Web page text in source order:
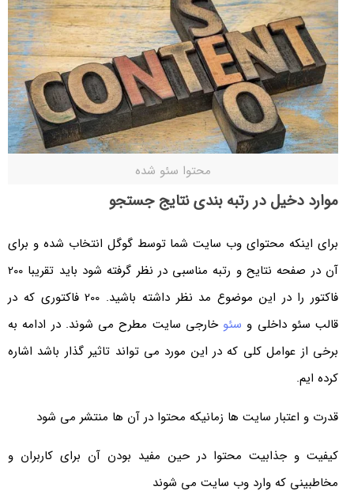
محتوا سئو شده
موارد دخیل در رتبه بندی نتایج جستجو
برای اینکه محتوای وب سایت شما توسط گوگل انتخاب شده و برای
آن در صفحه نتایح و رتبه مناسبی در نظر گرفته شود باید تقریبا 200
فاکتور را در این موضوع مد نظر داشته باشید. 200 فاکتوری که در
قالب سئو داخلی و سئوخارجی سایت مطرح می شوند. در ادامه به
برخی از عوامل کلی که در این مورد می تواند تاثیر گذار باشد اشاره
کرده ایم.
قدرت و اعتبار سایت ها زمانیکه محتوا در آن ها منتشر می شود
کیفیت و جذابیت محتوا در حین مفید بودن آن برای کاربران و
مخاطبینی که وارد وب سایت می شوند